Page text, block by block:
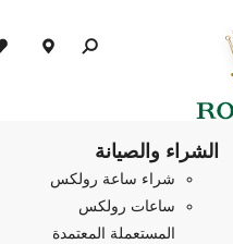
الشراء والصيانة
شراء ساعة رولكس
ساعات رولكس
المستعملة المعتمدة